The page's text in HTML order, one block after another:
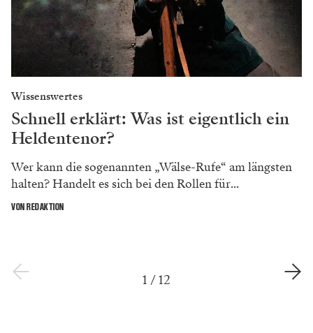
Wissenswertes
Schnell erklärt: Was ist eigentlich ein
Heldentenor?
Wer kann die sogenannten „Wälse-Rufe“ am längsten
halten? Handelt es sich bei den Rollen für...
VON REDAKTION
1 /12